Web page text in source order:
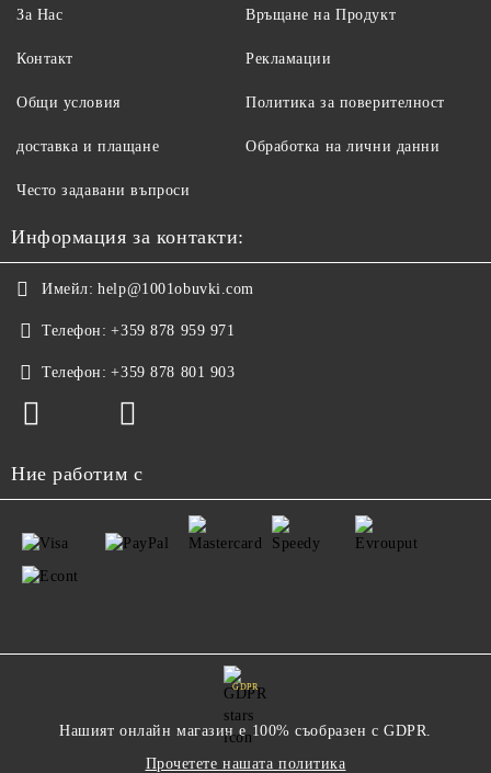
За Нас
Контакт
Общи условия
доставка и плащане
Връщане на Продукт
Рекламации
Политика за поверителност
Обработка на лични данни
Често задавани въпроси
Информация за контакти:
Имейл: help@1001obuvki.com
Телефон: +359 878 959 971
Телефон: +359 878 801 903
Ние работим с
GDPR
Нашият онлайн магазин е 100% съобразен с GDPR.
Прочетете нашата политика